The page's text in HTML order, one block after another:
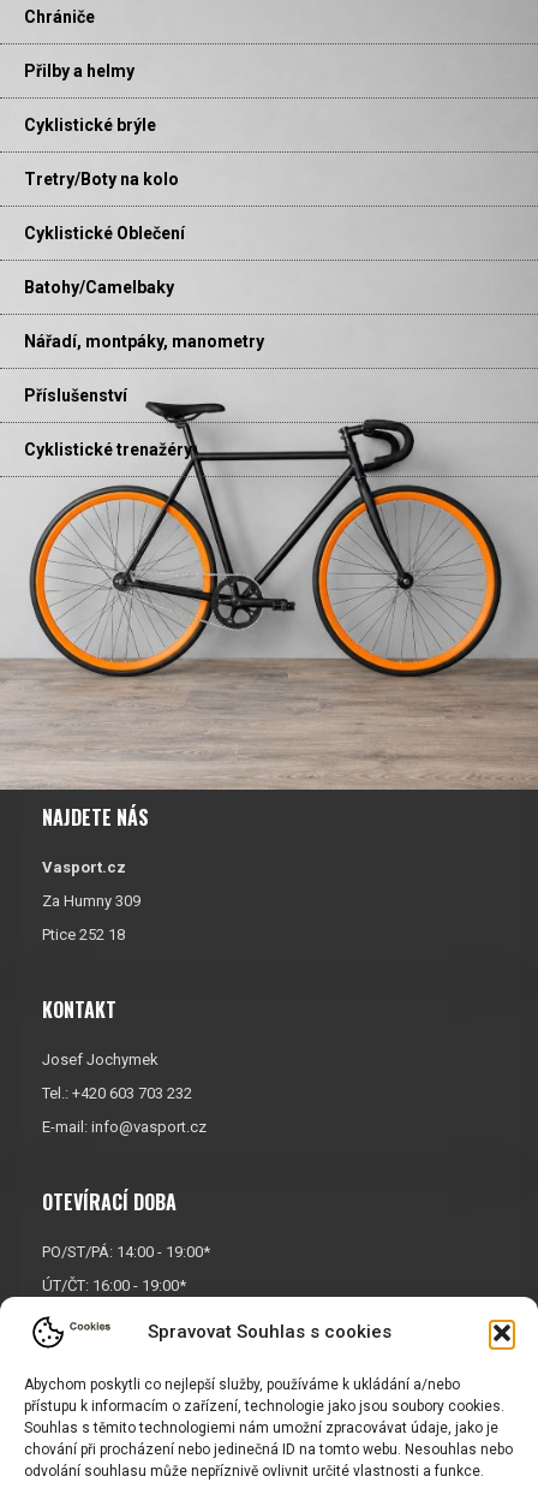
Spravovat Souhlas s cookies
Abychom poskytli co nejlepší služby, používáme k ukládání a/nebo
přístupu k informacím o zařízení, technologie jako jsou soubory cookies.
Souhlas s těmito technologiemi nám umožní zpracovávat údaje, jako je
chování při procházení nebo jedinečná ID na tomto webu. Nesouhlas nebo
odvolání souhlasu může nepříznivě ovlivnit určité vlastnosti a funkce.
Chrániče
Přilby a helmy
Cyklistické brýle
Tretry/Boty na kolo
Cyklistické Oblečení
Batohy/Camelbaky
Nářadí, montpáky, manometry
Příslušenství
Cyklistické trenažéry
NAJDETE NÁS
Vasport.cz
Za Humny 309
Ptice 252 18
KONTAKT
Josef Jochymek
Tel.: +420 603 703 232
E-mail: info@vasport.cz
OTEVÍRACÍ DOBA
PO/ST/PÁ: 14:00 - 19:00*
ÚT/ČT: 16:00 - 19:00*
Sobota: 9:00 - 17:00*
Neděle:
* Říjen, listopad a prosinec
OTEVŘENO POUZE
PO/ST/PÁ